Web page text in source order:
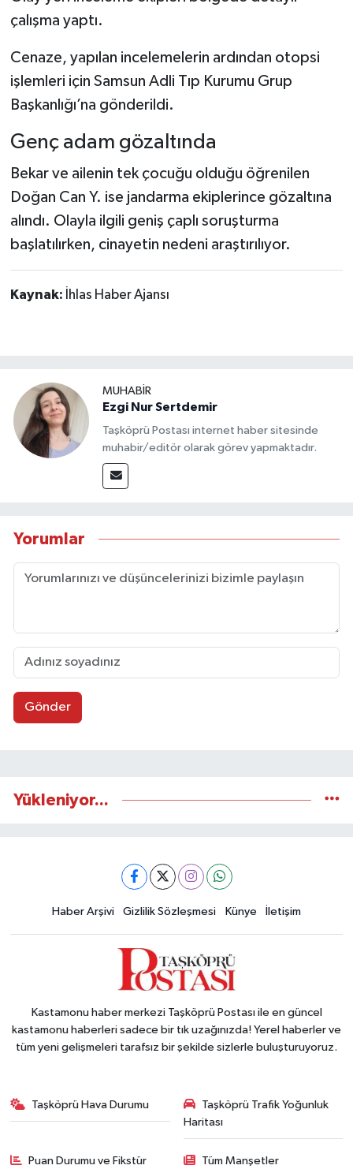
çalışma yaptı.
Cenaze, yapılan incelemelerin ardından otopsi
işlemleri için Samsun Adli Tıp Kurumu Grup
Başkanlığı’na gönderildi.
Genç adam gözaltında
Bekar ve ailenin tek çocuğu olduğu öğrenilen
Doğan Can Y. ise jandarma ekiplerince gözaltına
alındı. Olayla ilgili geniş çaplı soruşturma
başlatılırken, cinayetin nedeni araştırılıyor.
Kaynak: İhlas Haber Ajansı
MUHABİR
Ezgi Nur Sertdemir
Taşköprü Postası internet haber sitesinde
muhabir/editör olarak görev yapmaktadır.
Yorumlar
Gönder
Yükleniyor...
Haber Arşivi Gizlilik Sözleşmesi Künye İletişim
Kastamonu haber merkezi Taşköprü Postası ile en güncel
kastamonu haberleri sadece bir tık uzağınızda! Yerel haberler ve
tüm yeni gelişmeleri tarafsız bir şekilde sizlerle buluşturuyoruz.
Taşköprü Hava Durumu
Taşköprü Trafik Yoğunluk
Haritası
Puan Durumu ve Fikstür Tüm Manşetler